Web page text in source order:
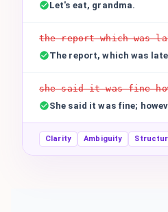
Let's eat, grandma.
the report which was
The report, which was
she said it was fine
She said it was fine;
Clarity Ambiguity